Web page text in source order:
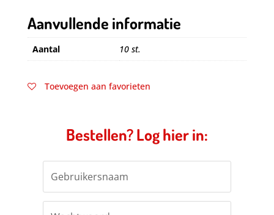
Aanvullende informatie
Aantal 10 st.
Toevoegen aan favorieten
Bestellen? Log hier in: